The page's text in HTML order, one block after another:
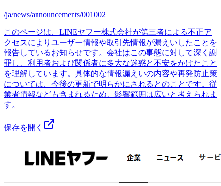
/ja/news/announcements/001002
このページは、LINEヤフー株式会社が第三者による不正ア
クセスによりユーザー情報や取引先情報が漏えいしたことを
報告しているお知らせです。会社はこの事態に対して深く謝
罪し、利用者および関係者に多大な迷惑と不安をかけたこと
を理解しています。具体的な情報漏えいの内容や再発防止策
については、今後の更新で明らかにされるとのことです。従
業者情報なども含まれるため、影響範囲は広いと考えられま
す。
保存を開く